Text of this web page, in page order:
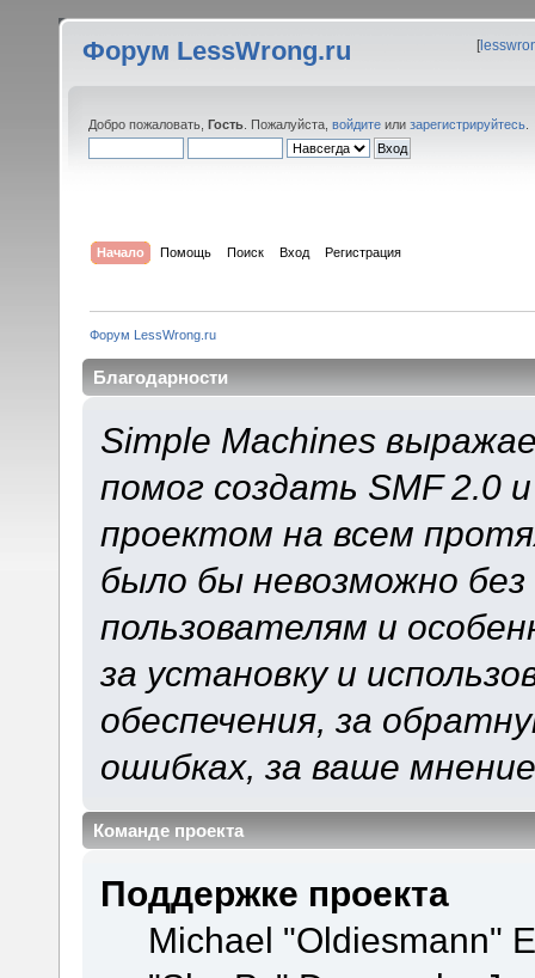
Форум LessWrong.ru [
Добро пожаловать, Гость . Пожалуйста, войдите или зарегистрируйтесь
Начало Помощь Поиск Вход Регистрация
Форум LessWrong.ru
Благодарности
Simple Machines
помог создать SMF 2.0
проектом на всем
было бы невозможно
пользователям и
за установку и
обеспечения, за
ошибках, за ваше
Команде проекта
Поддержке проекта
Michael "Oldiesmann"